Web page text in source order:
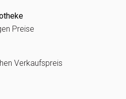
Preise
Verkaufspreis